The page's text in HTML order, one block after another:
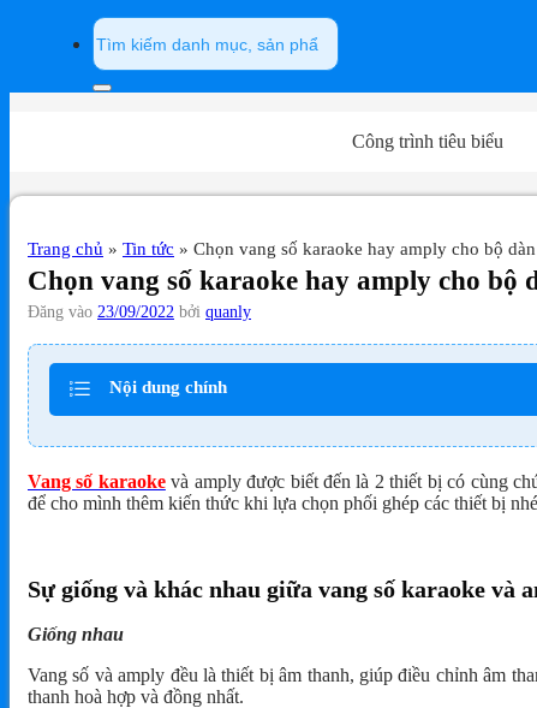
Tìm
kiếm:
Công trình tiêu biểu
Trang chủ » Tin tức » Chọn vang số karaoke hay amply cho bộ
Chọn vang số karaoke hay amply cho bộ
Đăng vào 23/09/2022 bởi quanly
Nội dung chính
Vang số karaokevà amply được biết đến là 2 thiết bị có cùng
để cho mình thêm kiến thức khi lựa chọn phối ghép các thiết bị
Sự giống và khác nhau giữa vang số karaoke và
Giống nhau
Vang số và amply đều là thiết bị âm thanh, giúp điều chỉnh âm
thanh hoà hợp và đồng nhất.